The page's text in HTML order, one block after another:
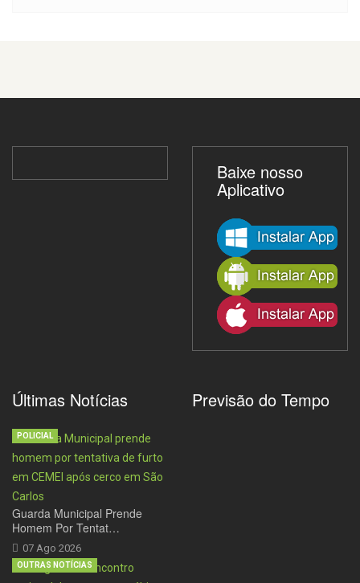
Baixe nosso
Aplicativo
Últimas Notícias
Guarda Municipal Prende
Homem Por Tentat…
07 Ago 2026
POLICIAL
OUTRAS NOTÍCIAS
Previsão do Tempo